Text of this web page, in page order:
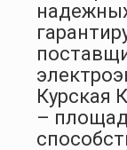
Курская
–